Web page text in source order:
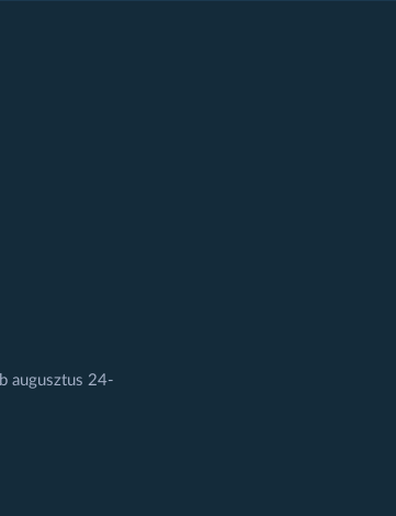
augusztus 24-